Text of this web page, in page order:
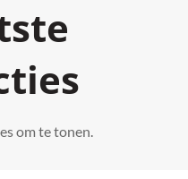
om te tonen.